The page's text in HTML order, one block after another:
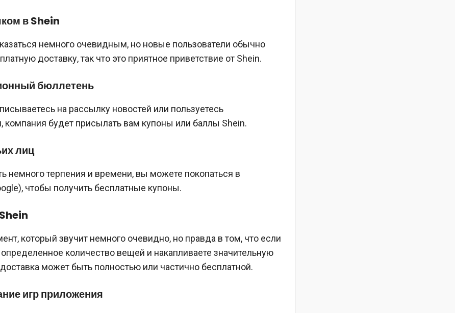
в Shein
немного очевидным, но новые пользователи обычно
доставку, так что это приятное приветствие от Shein.
бюллетень
на рассылку новостей или пользуетесь
компания будет присылать вам купоны или баллы Shein.
лиц
немного терпения и времени, вы можете покопаться в
чтобы получить бесплатные купоны.
который звучит немного очевидно, но правда в том, что если
количество вещей и накапливаете значительную
может быть полностью или частично бесплатной.
игр приложения